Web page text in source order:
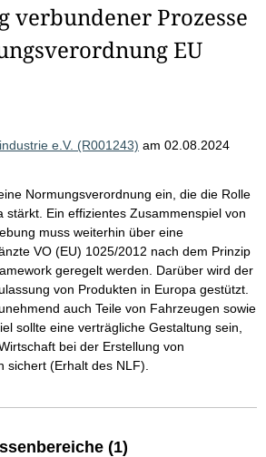
verbundener Prozesse
EU
e.V. (R001243) am 02.08.2024
Normungsverordnung ein, die die Rolle
stärkt. Ein effizientes Zusammenspiel von
muss weiterhin über eine
VO (EU) 1025/2012 nach dem Prinzip
geregelt werden. Darüber wird der
von Produkten in Europa gestützt.
auch Teile von Fahrzeugen sowie
sollte eine verträgliche Gestaltung sein,
bei der Erstellung von
sichert (Erhalt des NLF).
(1)